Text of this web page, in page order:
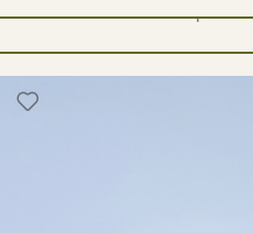
Почетна/ Prodavnica/